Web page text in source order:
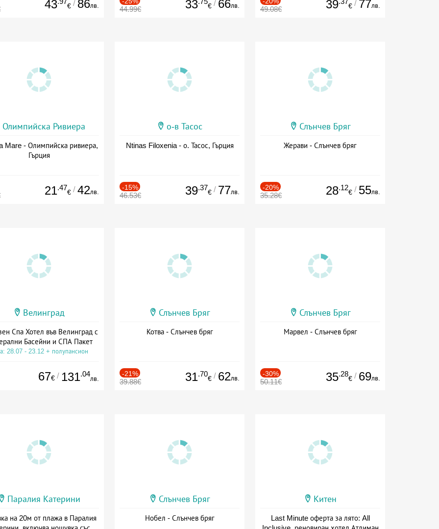
43 € / 86лв. 44.99€ 33 € / 66лв. 49.08€ 39 € / 77лв.
Олимпийска Ривиера
Mare - Олимпийска ривиера,
Гърция
21.47
€ / 42лв.
о-в Тасос
Ntinas Filoxenia - о. Тасос, Гърция
-15%
46.53€ 39.37
€ / 77лв.
Слънчев Бряг
Жерави - Слънчев бряг
-20%
35.28€ 28.12
€ / 55лв.
Велинград
Спа Хотел във Велинград с
Басейни и СПА Пакет
28.07 - 23.12 + полупансион
67€ / 131.04
лв.
Слънчев Бряг
Котва - Слънчев бряг
-21%
39.88€ 31.70
€ / 62лв.
Слънчев Бряг
Марвел - Слънчев бряг
-30%
50.11€ 35.28
€ / 69лв.
Паралия Катерини
на 20м от плажа в Паралия
Слънчев Бряг
Нобел - Слънчев бряг
Китен
Last Minute оферта за лято: All